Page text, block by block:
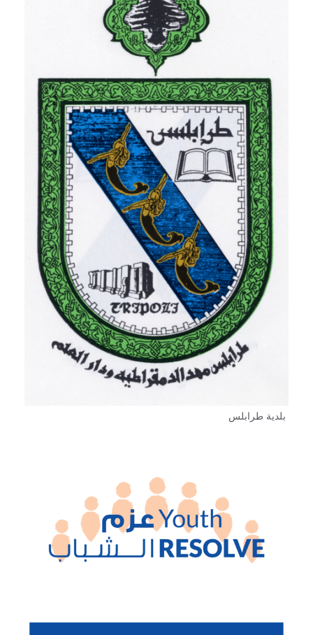
بلدية طرابلس